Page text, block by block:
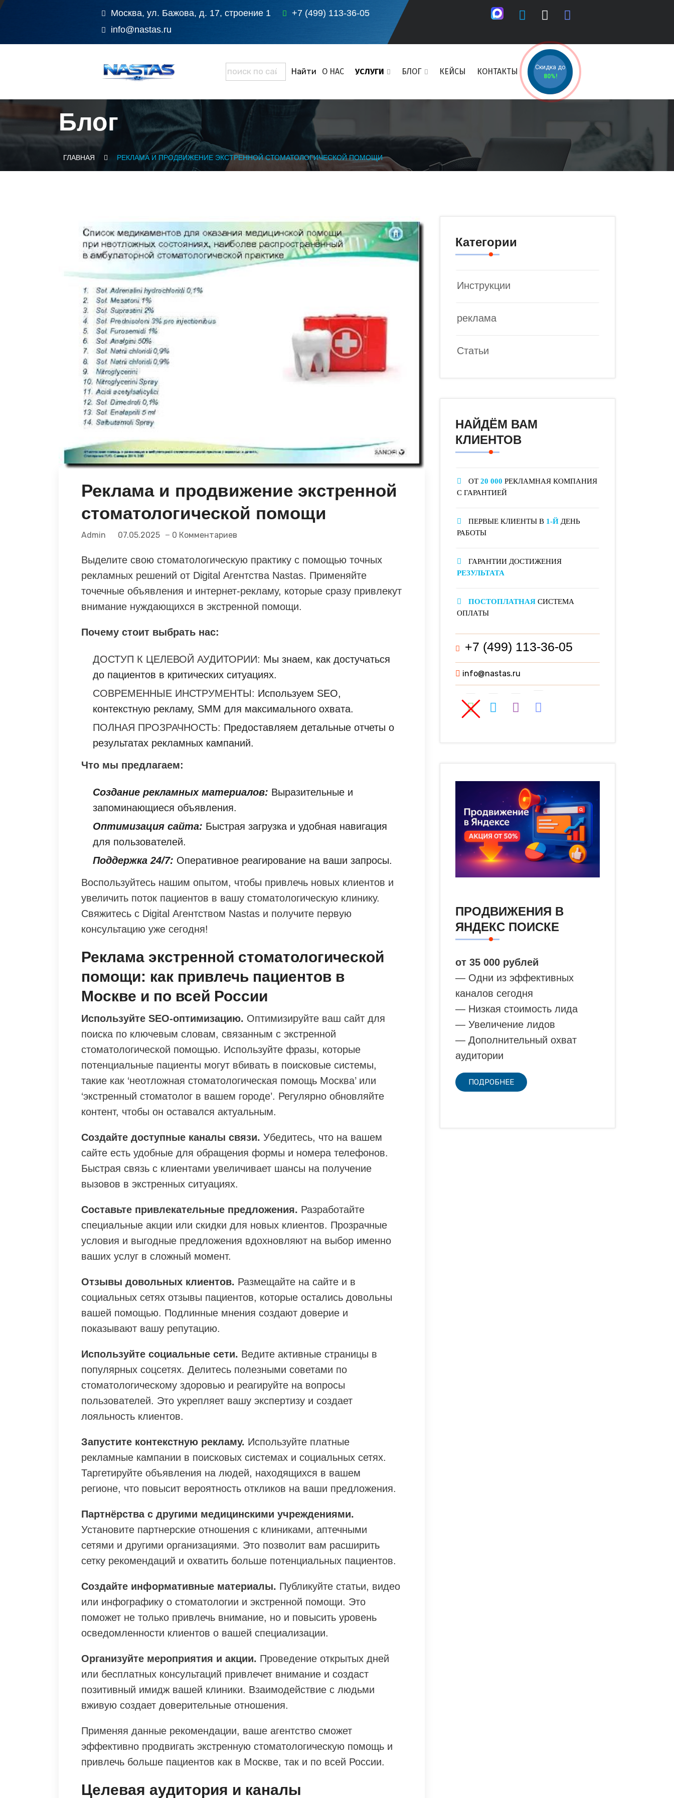
Москва, ул. Бажова, д. 17, строение 1
+7 (499) 113-36-05
info@nastas.ru
О НАС УСЛУГИ БЛОГ КЕЙСЫ КОНТАКТЫ
Скидка до
80%!
Блог
ГЛАВНАЯ РЕКЛАМА И ПРОДВИЖЕНИЕ ЭКСТРЕННОЙ СТОМАТОЛОГИЧЕСКОЙ ПОМОЩИ
Реклама и продвижение экстренной
стоматологической помощи
Admin 07.05.2025 0 Комментариев
Выделите свою стоматологическую практику с помощью точных
рекламных решений от Digital Агентства Nastas. Применяйте
точечные объявления и интернет-рекламу, которые сразу привлекут
внимание нуждающихся в экстренной помощи.
Почему стоит выбрать нас:
ДОСТУП К ЦЕЛЕВОЙ АУДИТОРИИ: Мы знаем, как достучаться
до пациентов в критических ситуациях.
СОВРЕМЕННЫЕ ИНСТРУМЕНТЫ: Используем SEO,
контекстную рекламу, SMM для максимального охвата.
ПОЛНАЯ ПРОЗРАЧНОСТЬ: Предоставляем детальные отчеты о
результатах рекламных кампаний.
Что мы предлагаем:
Создание рекламных материалов: Выразительные и
запоминающиеся объявления.
Оптимизация сайта: Быстрая загрузка и удобная навигация
для пользователей.
Поддержка 24/7: Оперативное реагирование на ваши запросы.
Воспользуйтесь нашим опытом, чтобы привлечь новых клиентов и
увеличить поток пациентов в вашу стоматологическую клинику.
Свяжитесь с Digital Агентством Nastas и получите первую
консультацию уже сегодня!
Реклама экстренной стоматологической
помощи: как привлечь пациентов в
Москве и по всей России
Используйте SEO-оптимизацию. Оптимизируйте ваш сайт для
поиска по ключевым словам, связанным с экстренной
стоматологической помощью. Используйте фразы, которые
потенциальные пациенты могут вбивать в поисковые системы,
такие как ‘неотложная стоматологическая помощь Москва’ или
‘экстренный стоматолог в вашем городе’. Регулярно обновляйте
контент, чтобы он оставался актуальным.
Создайте доступные каналы связи. Убедитесь, что на вашем
сайте есть удобные для обращения формы и номера телефонов.
Быстрая связь с клиентами увеличивает шансы на получение
вызовов в экстренных ситуациях.
Составьте привлекательные предложения. Разработайте
специальные акции или скидки для новых клиентов. Прозрачные
условия и выгодные предложения вдохновляют на выбор именно
ваших услуг в сложный момент.
Отзывы довольных клиентов. Размещайте на сайте и в
социальных сетях отзывы пациентов, которые остались довольны
вашей помощью. Подлинные мнения создают доверие и
показывают вашу репутацию.
Используйте социальные сети. Ведите активные страницы в
популярных соцсетях. Делитесь полезными советами по
стоматологическому здоровью и реагируйте на вопросы
пользователей. Это укрепляет вашу экспертизу и создает
лояльность клиентов.
Запустите контекстную рекламу. Используйте платные
рекламные кампании в поисковых системах и социальных сетях.
Таргетируйте объявления на людей, находящихся в вашем
регионе, что повысит вероятность откликов на ваши предложения.
Партнёрства с другими медицинскими учреждениями.
Установите партнерские отношения с клиниками, аптечными
сетями и другими организациями. Это позволит вам расширить
сетку рекомендаций и охватить больше потенциальных пациентов.
Создайте информативные материалы. Публикуйте статьи, видео
или инфографику о стоматологии и экстренной помощи. Это
поможет не только привлечь внимание, но и повысить уровень
осведомленности клиентов о вашей специализации.
Организуйте мероприятия и акции. Проведение открытых дней
или бесплатных консультаций привлечет внимание и создаст
позитивный имидж вашей клиники. Взаимодействие с людьми
вживую создает доверительные отношения.
Применяя данные рекомендации, ваше агентство сможет
эффективно продвигать экстренную стоматологическую помощь и
привлечь больше пациентов как в Москве, так и по всей России.
Целевая аудитория и каналы
Категории
Инструкции
реклама
Статьи
НАЙДЁМ ВАМ
КЛИЕНТОВ
ОТ 20 000 РЕКЛАМНАЯ КОМПАНИЯ
С ГАРАНТИЕЙ
ПЕРВЫЕ КЛИЕНТЫ В 1-Й ДЕНЬ
РАБОТЫ
ГАРАНТИИ ДОСТИЖЕНИЯ
РЕЗУЛЬТАТА
ПОСТОПЛАТНАЯ СИСТЕМА
ОПЛАТЫ
+7 (499) 113-36-05
info@nastas.ru
ПРОДВИЖЕНИЯ В
ЯНДЕКС ПОИСКЕ
от 35 000 рублей
— Одни из эффективных
каналов сегодня
— Низкая стоимость лида
— Увеличение лидов
— Дополнительный охват
аудитории
ПОДРОБНЕЕ